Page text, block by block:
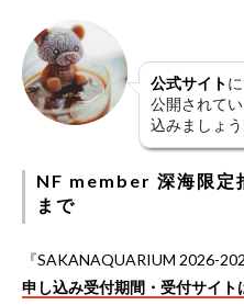
公式サイト
公開されて
込みましょう
NF member 深海限定
まで
『SAKANAQUARIUM 2026-
申し込み受付期間・受付サイト